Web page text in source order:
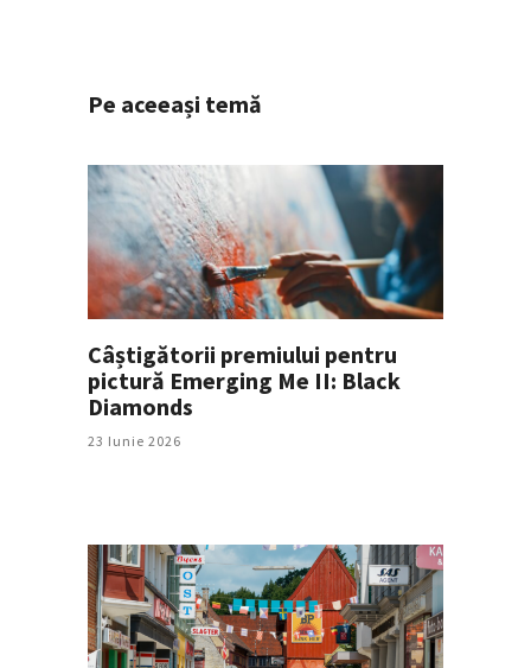
Pe aceeași temă
Câștigătorii premiului pentru
pictură Emerging Me II: Black
Diamonds
23 Iunie 2026